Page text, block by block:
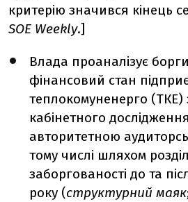
критерію значився кінець
SOE Weekly.]
Влада проаналізує
фінансовий стан
теплокомуненерго
кабінетного
авторитетною
тому числі шляхом
заборгованості до та
року (структурний маяк